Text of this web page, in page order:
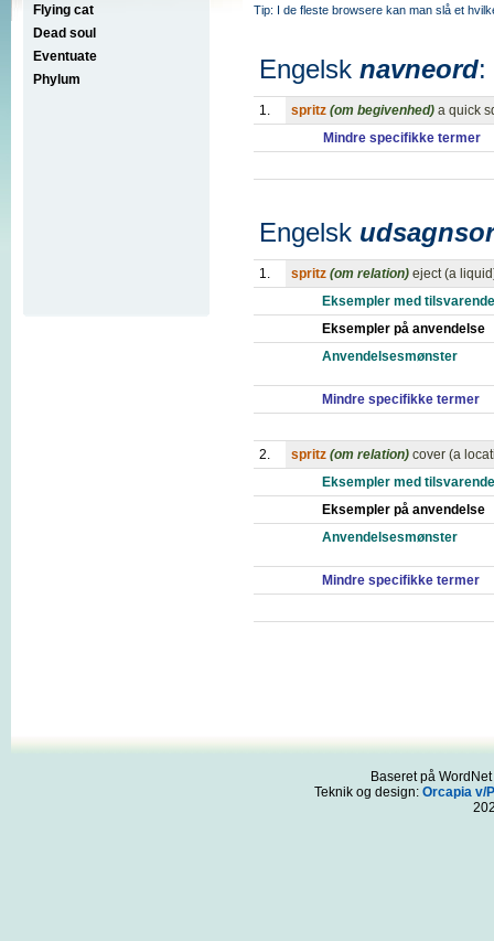
Flying cat
Dead soul
Eventuate
Phylum
Tip: I de fleste browsere kan man slå et
Engelsk navneord:
1. spritz (om begivenhed) a quick
Mindre specifikke termer
Engelsk
1. spritz (om relation) eject (a
Eksempler med
Eksempler på anvendelse
Anvendelsesmønster
Mindre specifikke termer
2. spritz (om relation) cover (a
Eksempler med
Eksempler på anvendelse
Anvendelsesmønster
Mindre specifikke termer
Baseret på
Teknik og design: Orcapia v/